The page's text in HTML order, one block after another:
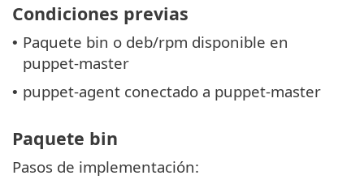
Condiciones previas
• Paquete bin o deb/rpm disponible en
puppet-master
• puppet-agent conectado a puppet-master
Paquete bin
Pasos de implementación: